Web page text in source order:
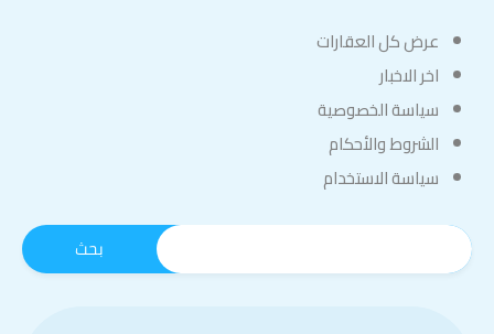
عرض كل العقارات
اخر الاخبار
سياسة الخصوصية
الشروط والأحكام
سياسة الاستخدام